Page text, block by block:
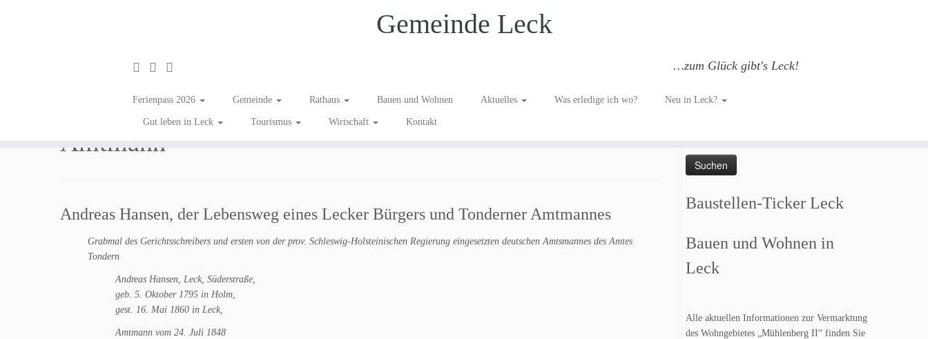
Gemeinde Leck
…zum Glück gibt's Leck!
Ferienpass 2026 Gemeinde Rathaus Bauen und Wohnen Aktuelles Was erledige ich wo? Neu in Leck?
Gut leben in Leck Tourismus Wirtschaft Kontakt
Andreas Hansen, Gerichtshalter in Leck und Tonderaner
Amtmann
Andreas Hansen, der Lebensweg eines Lecker Bürgers und Tonderner Amtmannes
Grabmal des Gerichtsschreibers und ersten von der prov. Schleswig-Holsteinischen Regierung eingesetzten deutschen Amtsmannes des Amtes
Tondern
Andreas Hansen, Leck, Süderstraße,
geb. 5. Oktober 1795 in Holm,
gest. 16. Mai 1860 in Leck,
Amtmann vom 24. Juli 1848
Such dich GLÜCKlich…
Baustellen-Ticker Leck
Bauen und Wohnen in
Leck
Alle aktuellen Informationen zur Vermarktung
des Wohngebietes „Mühlenberg II“ finden Sie